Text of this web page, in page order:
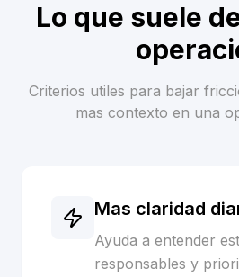
Lo que suele
Criterios utiles para bajar
mas contexto en una
Mas claridad
Ayuda a entender
responsables y